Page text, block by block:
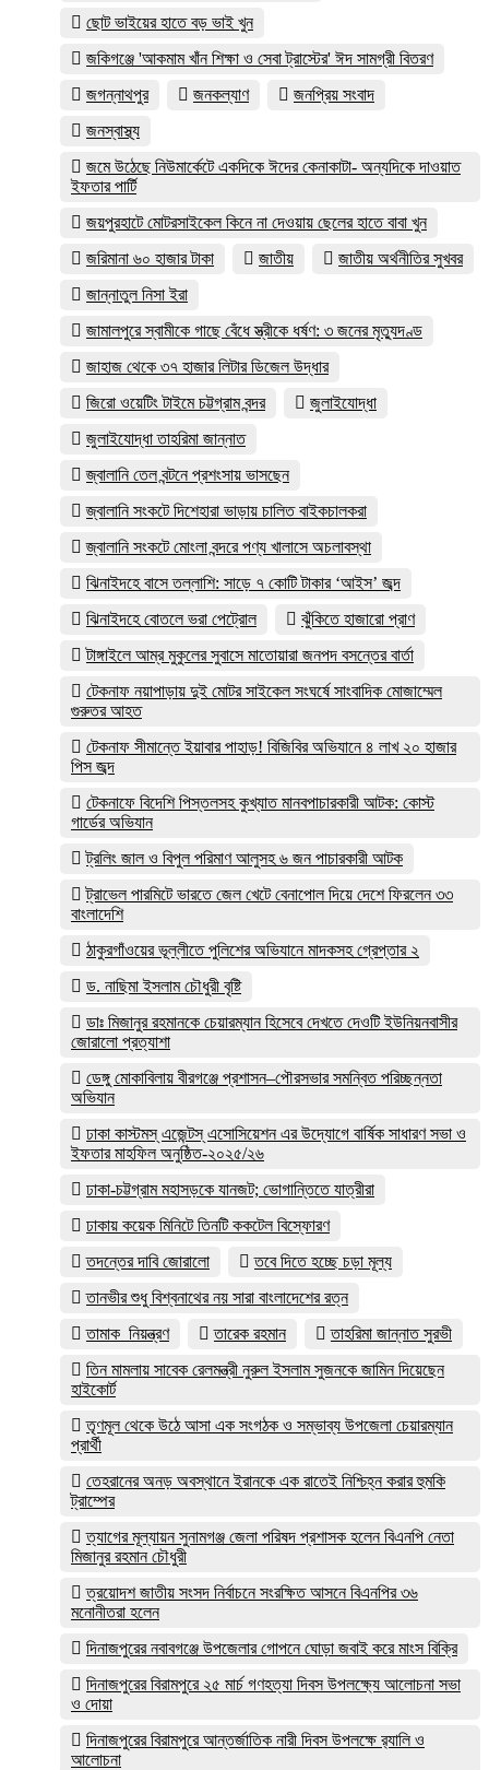
ছোট ভাইয়ের হাতে বড় ভাই খুন
জকিগঞ্জে 'আকমাম খাঁন শিক্ষা ও সেবা ট্রাস্টের' ঈদ সামগ্রী বিতরণ
জগন্নাথপুর
জনকল্যাণ
জনপ্রিয় সংবাদ
জনস্বাস্থ্য
জমে উঠেছে নিউমার্কেটে একদিকে ঈদের কেনাকাটা- অন্যদিকে দাওয়াত
ইফতার পার্টি
জয়পুরহাটে মোটরসাইকেল কিনে না দেওয়ায় ছেলের হাতে বাবা খুন
জরিমানা ৬০ হাজার টাকা
জাতীয়
জাতীয় অর্থনীতির সুখবর
জান্নাতুল নিসা ইরা
জামালপুরে স্বামীকে গাছে বেঁধে স্ত্রীকে ধর্ষণ: ৩ জনের মৃত্যুদণ্ড
জাহাজ থেকে ৩৭ হাজার লিটার ডিজেল উদ্ধার
জিরো ওয়েটিং টাইমে চট্টগ্রাম বন্দর
জুলাইযোদ্ধা
জুলাইযোদ্ধা তাহরিমা জান্নাত
জ্বালানি তেল বন্টনে প্রশংসায় ভাসছেন
জ্বালানি সংকটে দিশেহারা ভাড়ায় চালিত বাইকচালকরা
জ্বালানি সংকটে মোংলা বন্দরে পণ্য খালাসে অচলাবস্থা
ঝিনাইদহে বাসে তল্লাশি: সাড়ে ৭ কোটি টাকার ‘আইস’ জব্দ
ঝিনাইদহে বোতলে ভরা পেট্রোল
ঝুঁকিতে হাজারো প্রাণ
টাঙ্গাইলে আম্র মুকুলের সুবাসে মাতোয়ারা জনপদ বসন্তের বার্তা
টেকনাফ নয়াপাড়ায় দুই মোটর সাইকেল সংঘর্ষে সাংবাদিক মোজাম্মেল
গুরুতর আহত
টেকনাফ সীমান্তে ইয়াবার পাহাড়! বিজিবির অভিযানে ৪ লাখ ২০ হাজার
পিস জব্দ
টেকনাফে বিদেশি পিস্তলসহ কুখ্যাত মানবপাচারকারী আটক: কোস্ট
গার্ডের অভিযান
ট্রলিং জাল ও বিপুল পরিমাণ আলুসহ ৬ জন পাচারকারী আটক
ট্রাভেল পারমিটে ভারতে জেল খেটে বেনাপোল দিয়ে দেশে ফিরলেন ৩৩
বাংলাদেশি
ঠাকুরগাঁওয়ের ভূল্লীতে পুলিশের অভিযানে মাদকসহ গ্রেপ্তার ২
ড. নাছিমা ইসলাম চৌধুরী বৃষ্টি
ডাঃ মিজানুর রহমানকে চেয়ারম্যান হিসেবে দেখতে দেওটি ইউনিয়নবাসীর
জোরালো প্রত্যাশা
ডেঙ্গু মোকাবিলায় বীরগঞ্জে প্রশাসন–পৌরসভার সমন্বিত পরিচ্ছন্নতা
অভিযান
ঢাকা কাস্টমস্ এজেন্টস্ এসোসিয়েশন এর উদ্যোগে বার্ষিক সাধারণ সভা ও
ইফতার মাহফিল অনুষ্ঠিত-২০২৫/২৬
ঢাকা-চট্টগ্রাম মহাসড়কে যানজট; ভোগান্তিতে যাত্রীরা
ঢাকায় কয়েক মিনিটে তিনটি ককটেল বিস্ফোরণ
তদন্তের দাবি জোরালো
তবে দিতে হচ্ছে চড়া মূল্য
তানভীর শুধু বিশ্বনাথের নয় সারা বাংলাদেশের রত্ন
তামাক_নিয়ন্ত্রণ
তারেক রহমান
তাহরিমা জান্নাত সুরভী
তিন মামলায় সাবেক রেলমন্ত্রী নুরুল ইসলাম সুজনকে জামিন দিয়েছেন
হাইকোর্ট
তৃণমূল থেকে উঠে আসা এক সংগঠক ও সম্ভাব্য উপজেলা চেয়ারম্যান
প্রার্থী
তেহরানের অনড় অবস্থানে ইরানকে এক রাতেই নিশ্চিহ্ন করার হুমকি
ট্রাম্পের
ত্যাগের মূল্যায়ন সুনামগঞ্জ জেলা পরিষদ প্রশাসক হলেন বিএনপি নেতা
মিজানুর রহমান চৌধুরী
ত্রয়োদশ জাতীয় সংসদ নির্বাচনে সংরক্ষিত আসনে বিএনপির ৩৬
মনোনীতরা হলেন
দিনাজপুরের নবাবগঞ্জে উপজেলার গোপনে ঘোড়া জবাই করে মাংস বিক্রি
দিনাজপুরের ‎বিরামপুরে ২৫ মার্চ গণহত্যা দিবস উপলক্ষ্যে আলোচনা সভা
ও দোয়া
দিনাজপুরের বিরামপুরে আন্তর্জাতিক নারী দিবস উপলক্ষে র‍্যালি ও
আলোচনা